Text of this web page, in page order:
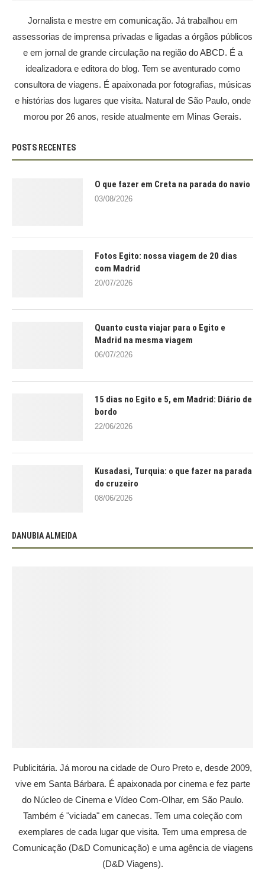
Jornalista e mestre em comunicação. Já trabalhou em
assessorias de imprensa privadas e ligadas a órgãos públicos
e em jornal de grande circulação na região do ABCD. É a
idealizadora e editora do blog. Tem se aventurado como
consultora de viagens. É apaixonada por fotografias, músicas
e histórias dos lugares que visita. Natural de São Paulo, onde
morou por 26 anos, reside atualmente em Minas Gerais.
POSTS RECENTES
O que fazer em Creta na parada do navio
03/08/2026
Fotos Egito: nossa viagem de 20 dias
com Madrid
20/07/2026
Quanto custa viajar para o Egito e
Madrid na mesma viagem
06/07/2026
15 dias no Egito e 5, em Madrid: Diário de
bordo
22/06/2026
Kusadasi, Turquia: o que fazer na parada
do cruzeiro
08/06/2026
DANUBIA ALMEIDA
Publicitária. Já morou na cidade de Ouro Preto e, desde 2009,
vive em Santa Bárbara. É apaixonada por cinema e fez parte
do Núcleo de Cinema e Vídeo Com-Olhar, em São Paulo.
Também é "viciada" em canecas. Tem uma coleção com
exemplares de cada lugar que visita. Tem uma empresa de
Comunicação (D&D Comunicação) e uma agência de viagens
(D&D Viagens).